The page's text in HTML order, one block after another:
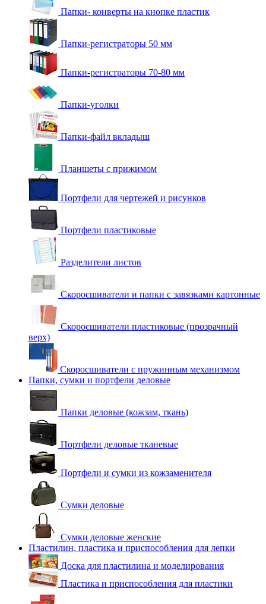
Папки- конверты на кнопке пластик
Папки-регистраторы 50 мм
Папки-регистраторы 70-80 мм
Папки-уголки
Папки-файл вкладыш
Планшеты с прижимом
Портфели для чертежей и рисунков
Портфели пластиковые
Разделители листов
Скоросшиватели и папки с завязками картонные
Скоросшиватели пластиковые (прозрачный
верх)
Скоросшиватели с пружинным механизмом
Папки, сумки и портфели деловые
Папки деловые (кожзам, ткань)
Портфели деловые тканевые
Портфели и сумки из кожзаменителя
Сумки деловые
Сумки деловые женские
Пластилин, пластика и приспособления для лепки
Доска для пластилина и моделирования
Пластика и приспособления для пластики